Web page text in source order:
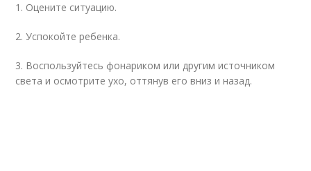
1. Оцените ситуацию.
2. Успокойте ребенка.
3. Воспользуйтесь фонариком или другим источником
света и осмотрите ухо, оттянув его вниз и назад.